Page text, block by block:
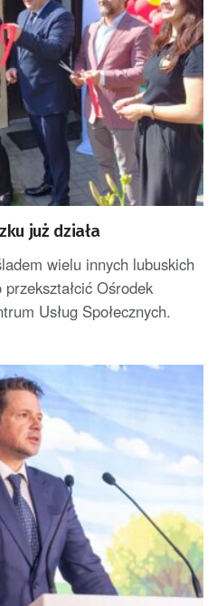
już działa
wielu innych lubuskich
Ośrodek
Usług Społecznych.